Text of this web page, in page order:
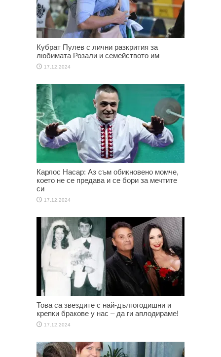
Кубрат Пулев с лични разкрития за
любимата Розали и семейството им
17.12.2024
Карлос Насар: Аз съм обикновено момче,
което не се предава и се бори за мечтите
си
17.12.2024
Това са звездите с най-дългогодишни и
крепки бракове у нас – да ги аплодираме!
17.12.2024